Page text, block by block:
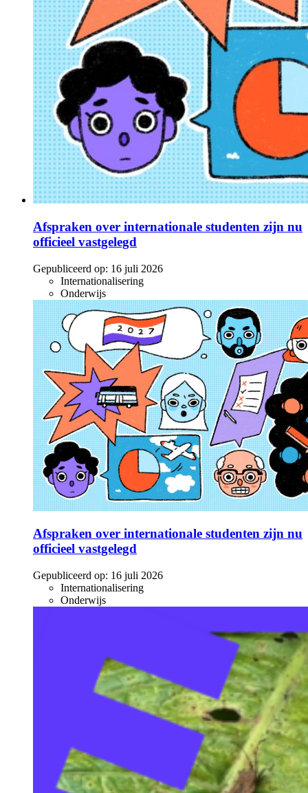
Afspraken over internationale studenten zijn nu
officieel vastgelegd
Gepubliceerd op: 16 juli 2026
Internationalisering
Onderwijs
Afspraken over internationale studenten zijn nu
officieel vastgelegd
Gepubliceerd op: 16 juli 2026
Internationalisering
Onderwijs